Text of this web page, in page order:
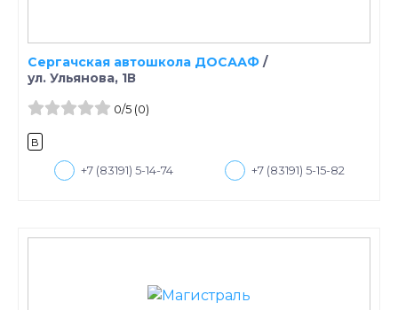
Сергачская автошкола ДОСААФ /
ул. Ульянова, 1В
0/5(0)
B
+7 (83191) 5-14-74 +7 (83191) 5-15-82